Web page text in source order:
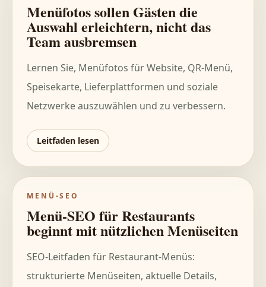
Menüfotos sollen Gästen die
Auswahl erleichtern, nicht das
Team ausbremsen
Lernen Sie, Menüfotos für Website, QR-Menü,
Speisekarte, Lieferplattformen und soziale
Netzwerke auszuwählen und zu verbessern.
Leitfaden lesen
MENÜ-SEO
Menü-SEO für Restaurants
beginnt mit nützlichen Menüseiten
SEO-Leitfaden für Restaurant-Menüs:
strukturierte Menüseiten, aktuelle Details,